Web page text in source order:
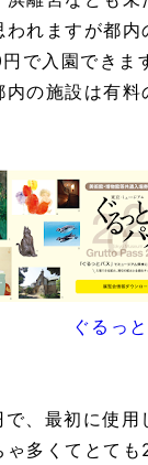
れますが都
で入園できま
の施設は有料
ぐるっ
、最初に使
多くてとて